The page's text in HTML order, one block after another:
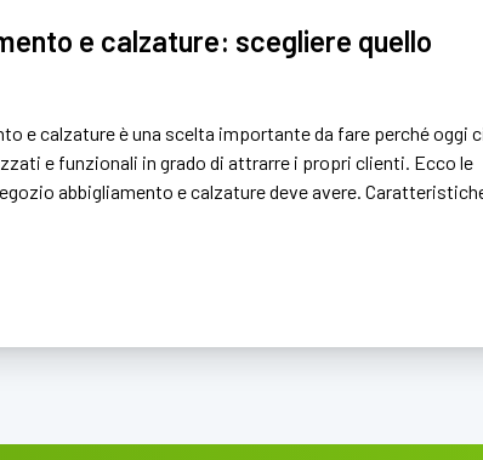
e calzature: scegliere quello
e calzature è una scelta importante da fare perché oggi
e funzionali in grado di attrarre i propri clienti. Ecco le
abbigliamento e calzature deve avere.